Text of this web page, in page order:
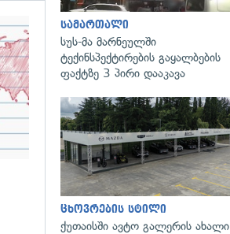
სამართალი
სუს-მა მარნეულში
ტექინსპექტირების გაყალბების
ფაქტზე 3 პირი დააკავა
ცხოვრების სტილი
ქუთაისში ავტო გალერის ახალი